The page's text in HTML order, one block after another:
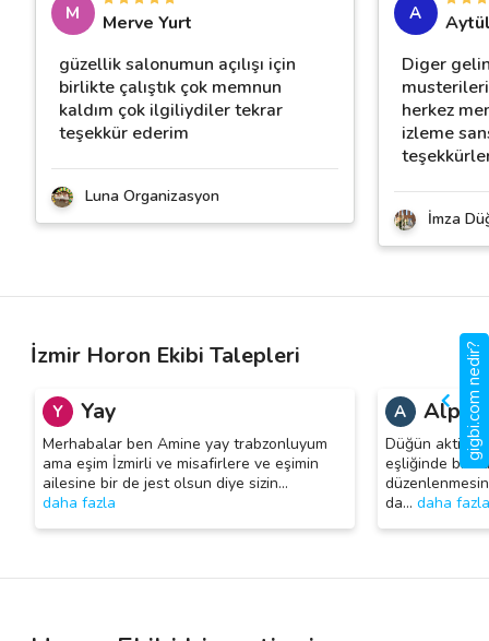
M
Merve Yurt
güzellik salonumun açılışı için
birlikte çalıştık çok memnun
kaldım çok ilgiliydiler tekrar
teşekkür ederim
Luna Organizasyon
A
Diger
herkez
izleme
İmza
İzmir Horon Ekibi Talepleri
Y Yay
Merhabalar ben Amine yay trabzonluyum
ama eşim İzmirli ve misafirlere ve eşimin
ailesine bir de jest olsun diye sizin…
daha fazla
A Alper
Düğün
eşliğinde bir
da… daha fazla
gigbi.com nedir?